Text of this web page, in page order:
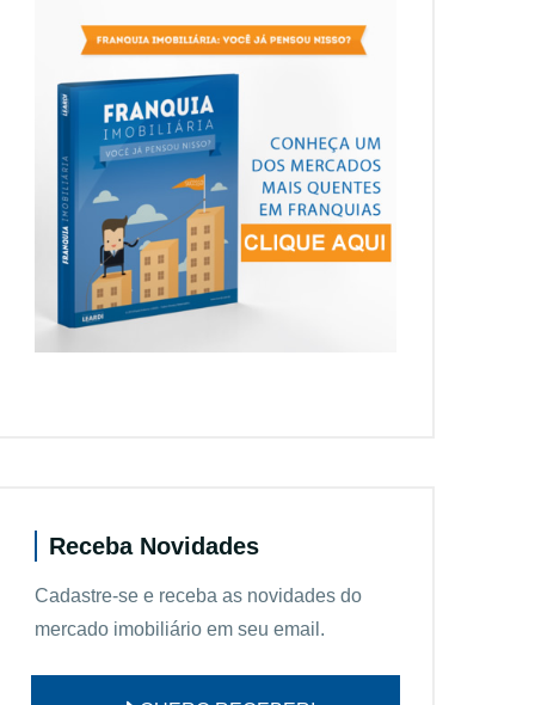
Receba Novidades
Cadastre-se e receba as novidades do
mercado imobiliário em seu email.